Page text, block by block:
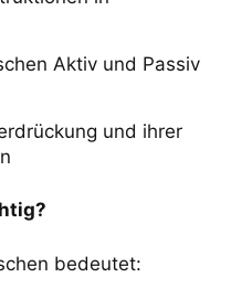
Aktiv und Passiv
und ihrer
bedeutet: